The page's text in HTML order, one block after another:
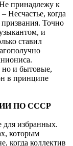
принадлежу к
Несчастье, когда
призвания. Точно
и
ставил
но и бытовые,
в принципе
ПО СССР
избранных.
которым
когда коллектив